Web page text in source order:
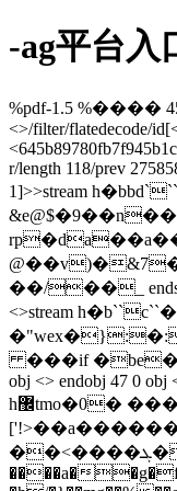
-ag平台入
%pdf-1.5 %���� 45
<>/filter/flatedecode/
r/length 118/prev
1]>>stream
��/��_
<>stream
���if �be�ߍ>�'@�% endstream endobj 46 0
obj <> endobj 47 0 obj
h޼tmo�0� �������q� ��� c
��<����ܓ���w < !
����a�